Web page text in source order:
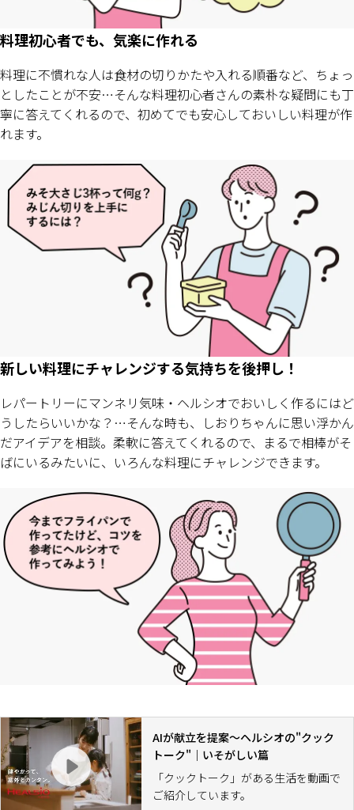
料理初心者でも、気楽に作れる
料理に不慣れな人は食材の切りかたや入れる順番など、ちょっ
としたことが不安…そんな料理初心者さんの素朴な疑問にも丁
寧に答えてくれるので、初めてでも安心しておいしい料理が作
れます。
新しい料理にチャレンジする気持ちを後押し！
レパートリーにマンネリ気味・ヘルシオでおいしく作るにはど
うしたらいいかな？…そんな時も、しおりちゃんに思い浮かん
だアイデアを相談。柔軟に答えてくれるので、まるで相棒がそ
ばにいるみたいに、いろんな料理にチャレンジできます。
AIが献立を提案～ヘルシオの"クック
トーク"｜いそがしい篇
「クックトーク」がある生活を動画で
ご紹介しています。